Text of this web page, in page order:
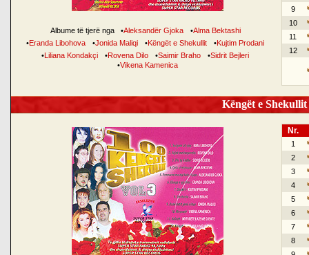
Albume të tjerë nga •Aleksandër Gjoka •Alma Bektashi
•Eranda Libohova •Jonida Maliqi •Këngët e Shekullit •Kujtim Prodani
•Liliana Kondakçi •Rovena Dilo •Saimir Braho •Sidrit Bejleri
•Vikena Kamenica
9
10
11
12
Këngët e
Nr.
1
2
3
4
5
6
7
8